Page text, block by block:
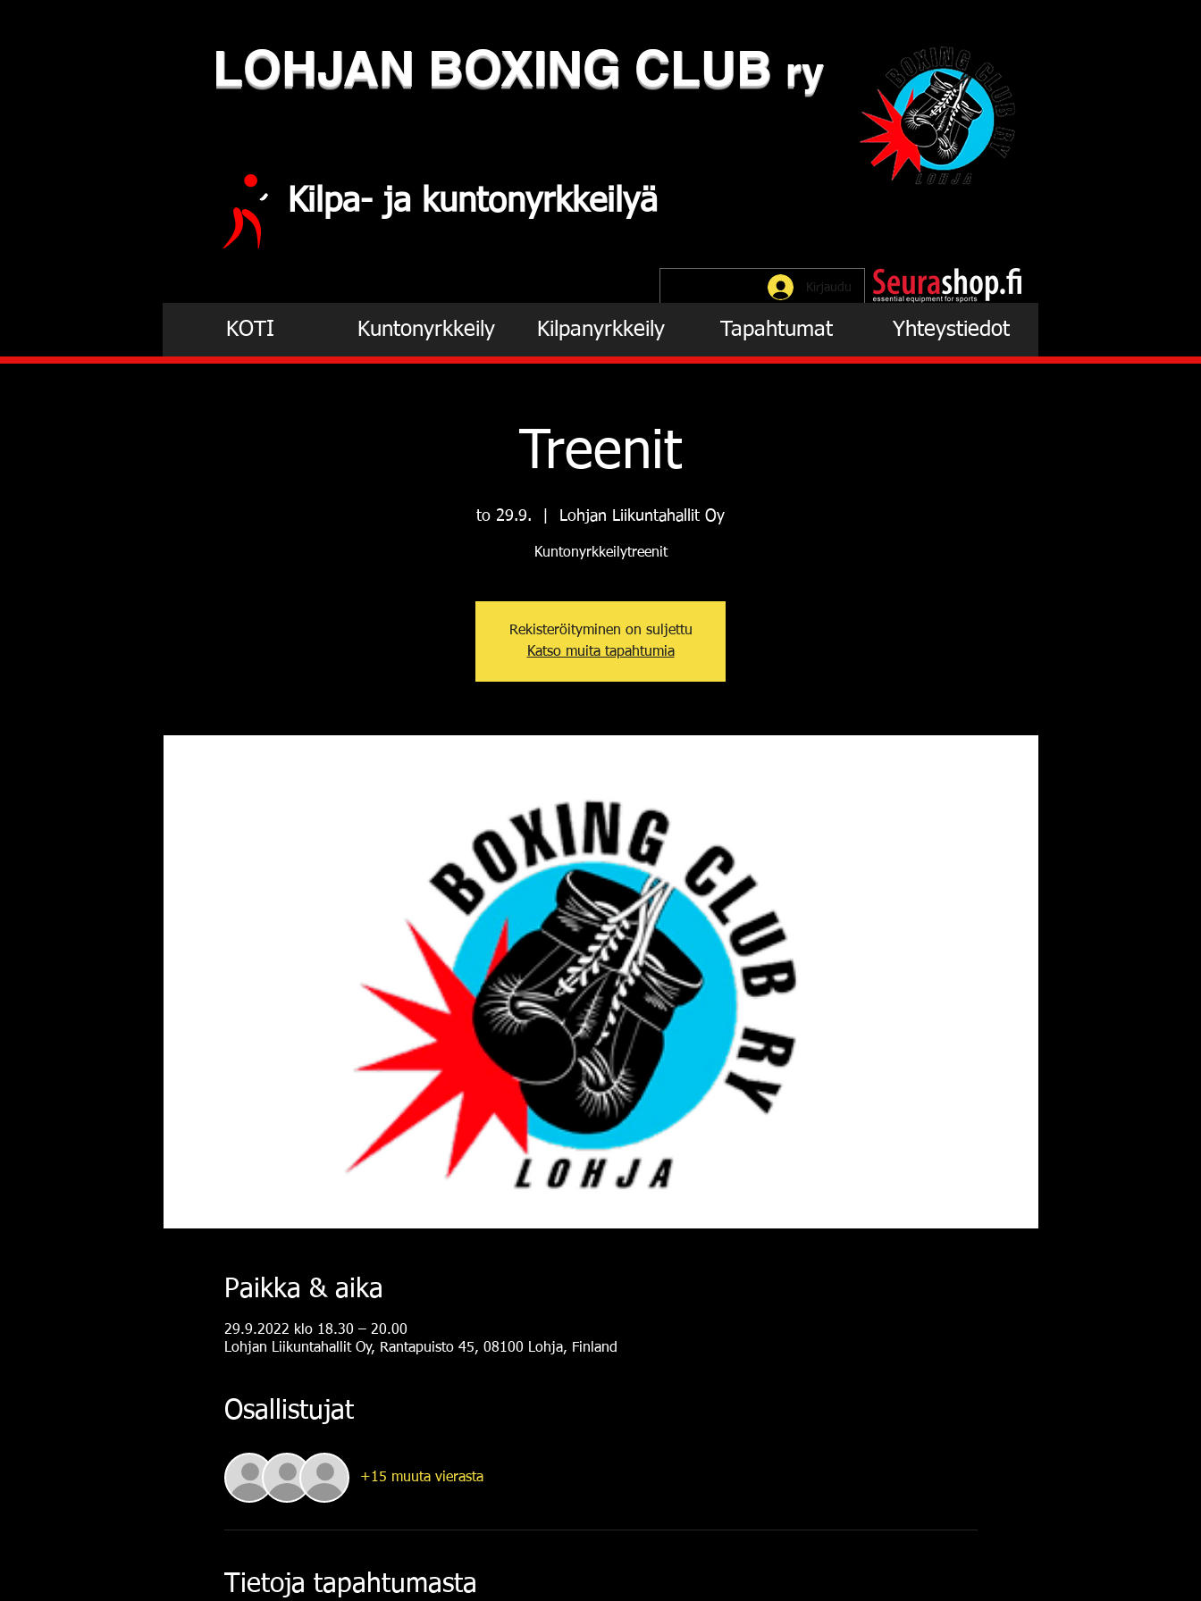
LOHJAN ​BOXING CLUB ry
Kilpa- ja kuntonyrkkeilyä
Kirjaudu
KOTI Kuntonyrkkeily Kilpanyrkkeily Tapahtumat Yhteystiedot
Treenit
to 29.9. Lohjan Liikuntahallit Oy
Kuntonyrkkeilytreenit
Rekisteröityminen on suljettu
Katso muita tapahtumia
Paikka & aika
29.9.2022 klo 18.30 – 20.00
Lohjan Liikuntahallit Oy, Rantapuisto 45, 08100 Lohja, Finland
Osallistujat
+15 muuta vierasta
Tietoja tapahtumasta